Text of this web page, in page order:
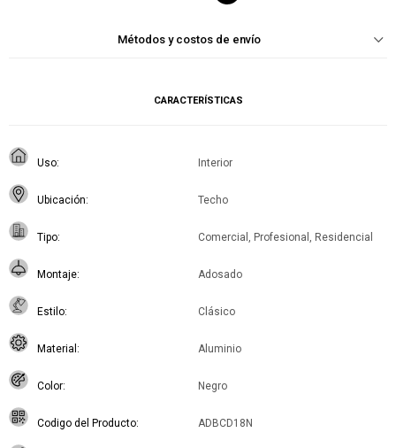
Métodos y costos de envío
CARACTERÍSTICAS
Uso Interior
Ubicación Techo
Tipo Comercial, Profesional, Residencial
Montaje Adosado
Estilo Clásico
Material Aluminio
Color Negro
Codigo del Producto ADBCD18N